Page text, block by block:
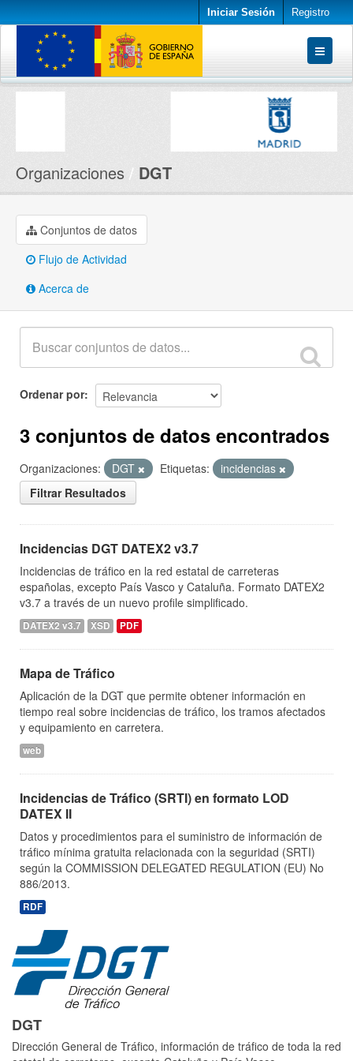
Iniciar Sesión Registro
Conjuntos de datos
Organizaciones DGT
Conjuntos de datos
Flujo de Actividad
Acerca de
Ordenar por
3 conjuntos de datos encontrados
Organizaciones: DGT Etiquetas:
incidencias
Filtrar Resultados
Incidencias DGT DATEX2 v3.7
Incidencias de tráfico en la red estatal de carreteras
españolas, excepto País Vasco y Cataluña. Formato DATEX2
v3.7 a través de un nuevo profile simplificado.
DATEX2 v3.7 XSD PDF
Mapa de Tráfico
Aplicación de la DGT que permite obtener información en
tiempo real sobre incidencias de tráfico, los tramos afectados
y equipamiento en carretera.
web
Incidencias de Tráfico (SRTI) en formato LOD
DATEX II
Datos y procedimientos para el suministro de información de
tráfico mínima gratuita relacionada con la seguridad (SRTI)
según la COMMISSION DELEGATED REGULATION (EU) No
886/2013.
RDF
DGT
Dirección General de Tráfico, información de tráfico de toda la red